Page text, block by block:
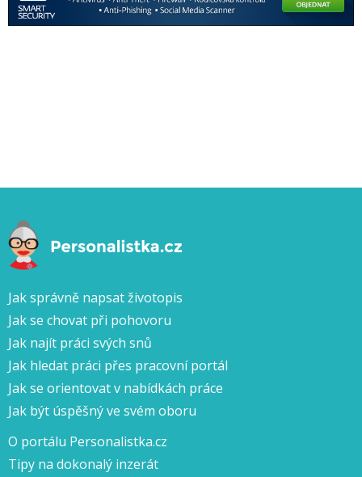
Jak správně napsat životopis
Jak se chovat při pohovoru
Jak najít práci svých snů
Jak hledat práci přes pracovní portál
Jak se orientovat v nabídkách práce
Jak být úspěšný ve svém oboru
O portálu Personalistka.cz
Tipy na dokonalý inzerát